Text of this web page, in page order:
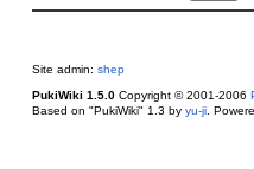
Site admin: shep
PukiWiki 1.5.0Copyright © 2001-2006
Based on "PukiWiki" 1.3 by yu-ji.